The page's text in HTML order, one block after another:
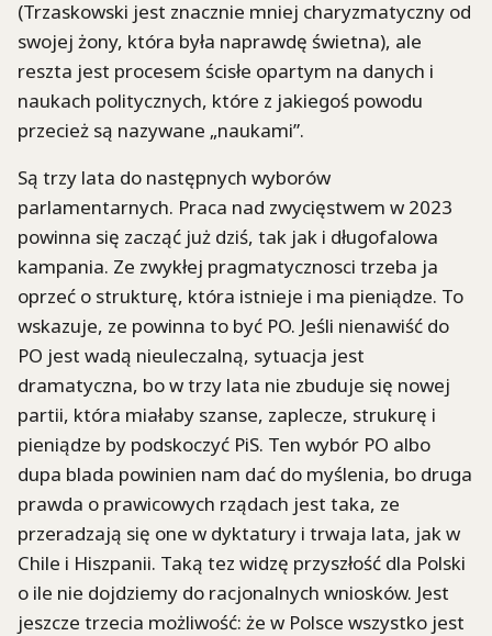
(Trzaskowski jest znacznie mniej charyzmatyczny od
swojej żony, która była naprawdę świetna), ale
reszta jest procesem ścisłe opartym na danych i
naukach politycznych, które z jakiegoś powodu
przecież są nazywane „naukami”.
Są trzy lata do następnych wyborów
parlamentarnych. Praca nad zwycięstwem w 2023
powinna się zacząć już dziś, tak jak i długofalowa
kampania. Ze zwykłej pragmatycznosci trzeba ja
oprzeć o strukturę, która istnieje i ma pieniądze. To
wskazuje, ze powinna to być PO. Jeśli nienawiść do
PO jest wadą nieuleczalną, sytuacja jest
dramatyczna, bo w trzy lata nie zbuduje się nowej
partii, która miałaby szanse, zaplecze, strukurę i
pieniądze by podskoczyć PiS. Ten wybór PO albo
dupa blada powinien nam dać do myślenia, bo druga
prawda o prawicowych rządach jest taka, ze
przeradzają się one w dyktatury i trwaja lata, jak w
Chile i Hiszpanii. Taką tez widzę przyszłość dla Polski
o ile nie dojdziemy do racjonalnych wniosków. Jest
jeszcze trzecia możliwość: że w Polsce wszystko jest